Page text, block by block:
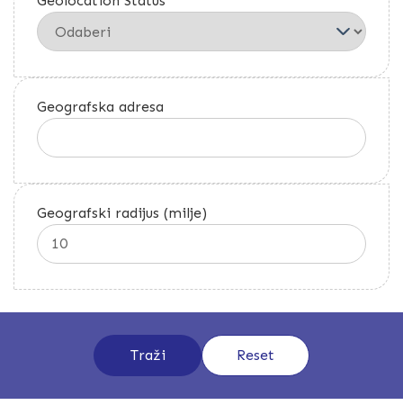
Geografska adresa
Geografski radijus (milje)